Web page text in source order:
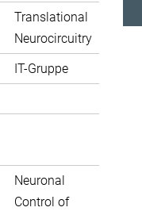
Translational
Neurocircuitry
IT-Gruppe
Neuronal
Control of